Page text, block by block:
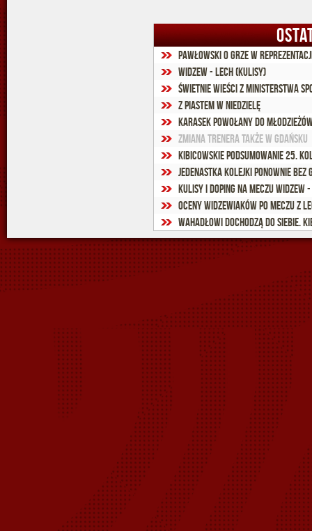
Widzew - Lech (kulisy)
Świetnie wieści z Ministerstwa
Z Piastem w niedzielę
Karasek powołany do
Zmiana trenera także w Gdańsku
Kibicowskie podsumowanie 25.
Jedenastka kolejki ponownie bez
Kulisy i doping na meczu Widzew
Oceny widzewiaków po meczu z
Wahadłowi dochodzą do siebie.